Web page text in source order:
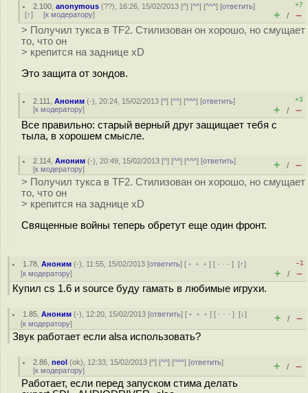
2.100 ,anonymous (??), 16:26, 15/02/2013 [^] [^^] [^^^] [ответить]
[↑] [к модератору]
+7
+ / –
> Получил тукса в TF2. Стилизован он хорошо, но смущает
то, что он
> крепится на заднице xD
Это защита от зондов.
2.111 ,Аноним (-), 20:24, 15/02/2013 [^] [^^] [^^^] [ответить]
[к модератору]
+3
+ / –
Все правильно: старый верный друг защищает тебя с
тыла, в хорошем смысле.
2.114 ,Аноним (-), 20:49, 15/02/2013 [^] [^^] [^^^] [ответить]
[к модератору] + / –
> Получил тукса в TF2. Стилизован он хорошо, но смущает
то, что он
> крепится на заднице xD
Священные войны теперь обретут еще один фронт.
1.78 ,Аноним (-), 11:55, 15/02/2013 [ответить] [ ﹢﹢﹢] [ · · ·][↑]
[к модератору]
–1
+ / –
Купил cs 1.6 и source буду гамать в любимые игрухи.
1.85 ,Аноним (-), 12:20, 15/02/2013 [ответить] [ ﹢﹢﹢] [ · · ·][↓]
[к модератору] + / –
Звук работает если alsa использовать?
2.86 ,neol (ok), 12:33, 15/02/2013 [^] [^^] [^^^] [ответить]
[к модератору] + / –
Работает, если перед запуском стима делать